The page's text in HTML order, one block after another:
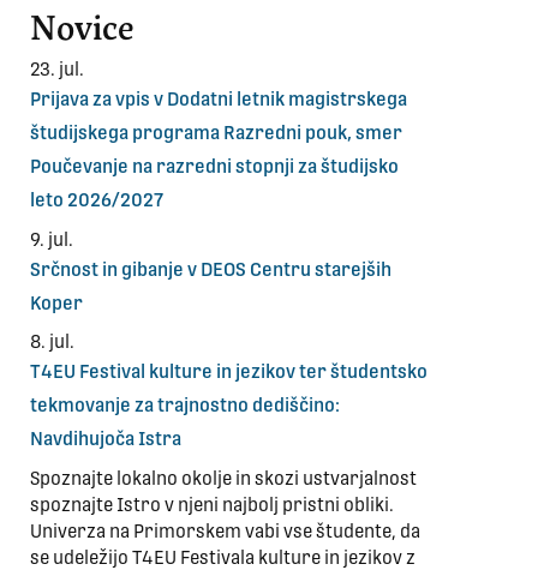
Novice
23. jul.
Prijava za vpis v Dodatni letnik magistrskega
študijskega programa Razredni pouk, smer
Poučevanje na razredni stopnji za študijsko
leto 2026/2027
9. jul.
Srčnost in gibanje v DEOS Centru starejših
Koper
8. jul.
T4EU Festival kulture in jezikov ter študentsko
tekmovanje za trajnostno dediščino:
Navdihujoča Istra
Spoznajte lokalno okolje in skozi ustvarjalnost
spoznajte Istro v njeni najbolj pristni obliki.
Univerza na Primorskem vabi vse študente, da
se udeležijo T4EU Festivala kulture in jezikov z